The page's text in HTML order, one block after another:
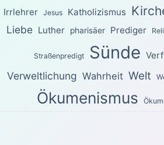
Irrlehrer Jesus Katholizismus
Liebe Luther pharisäer Prediger
Straßenpredigt Sünde
Verweltlichung Wahrheit Welt
Ökumenismus